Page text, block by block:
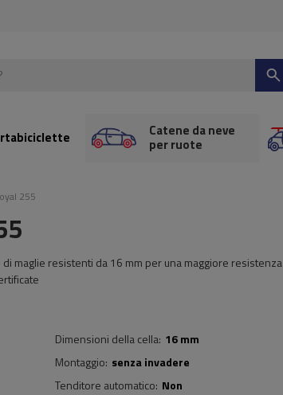
Catene da neve
per ruote
255
maglie resistenti da 16 mm per una maggiore resistenza
Dimensioni della cella 16 mm
Montaggio senza invadere
Tenditore automatico Non